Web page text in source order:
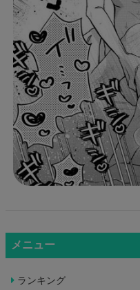
メニュー
ランキング